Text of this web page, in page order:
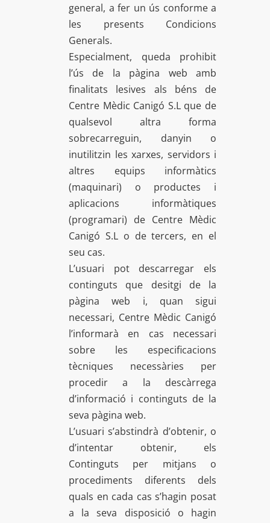
general, a fer un ús conforme a
les presents Condicions
Generals.
Especialment, queda prohibit
l’ús de la pàgina web amb
finalitats lesives als béns de
Centre Mèdic Canigó S.L que de
qualsevol altra forma
sobrecarreguin, danyin o
inutilitzin les xarxes, servidors i
altres equips informàtics
(maquinari) o productes i
aplicacions informàtiques
(programari) de Centre Mèdic
Canigó S.L o de tercers, en el
seu cas.
L’usuari pot descarregar els
continguts que desitgi de la
pàgina web i, quan sigui
necessari, Centre Mèdic Canigó
l’informarà en cas necessari
sobre les especificacions
tècniques necessàries per
procedir a la descàrrega
d’informació i continguts de la
seva pàgina web.
L’usuari s’abstindrà d’obtenir, o
d’intentar obtenir, els
Continguts per mitjans o
procediments diferents dels
quals en cada cas s’hagin posat
a la seva disposició o hagin